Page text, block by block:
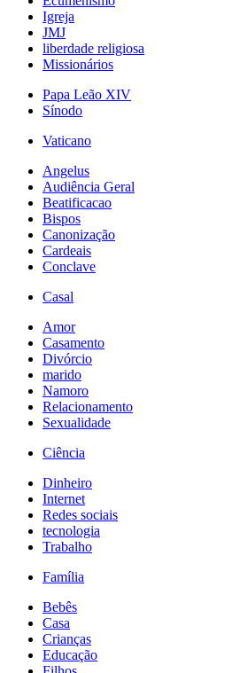
Igreja
JMJ
liberdade religiosa
Missionários
Papa Leão XIV
Sínodo
Vaticano
Angelus
Audiência Geral
Beatificacao
Bispos
Canonização
Cardeais
Conclave
Casal
Amor
Casamento
Divórcio
marido
Namoro
Relacionamento
Sexualidade
Ciência
Dinheiro
Internet
Redes sociais
tecnologia
Trabalho
Família
Bebês
Casa
Crianças
Educação